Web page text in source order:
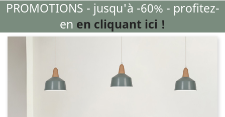
PROMOTIONS - jusqu'à -60% - profitez-
en en cliquant ici !